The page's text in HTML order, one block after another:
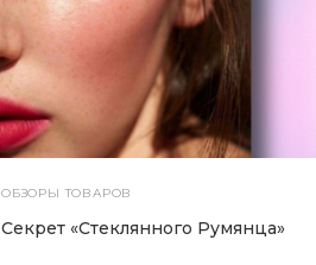
ОБЗОРЫ ТОВАРОВ
Секрет «Стеклянного Румянца»